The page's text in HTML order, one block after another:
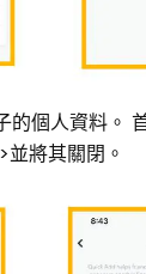
個人資料。
將其關閉。